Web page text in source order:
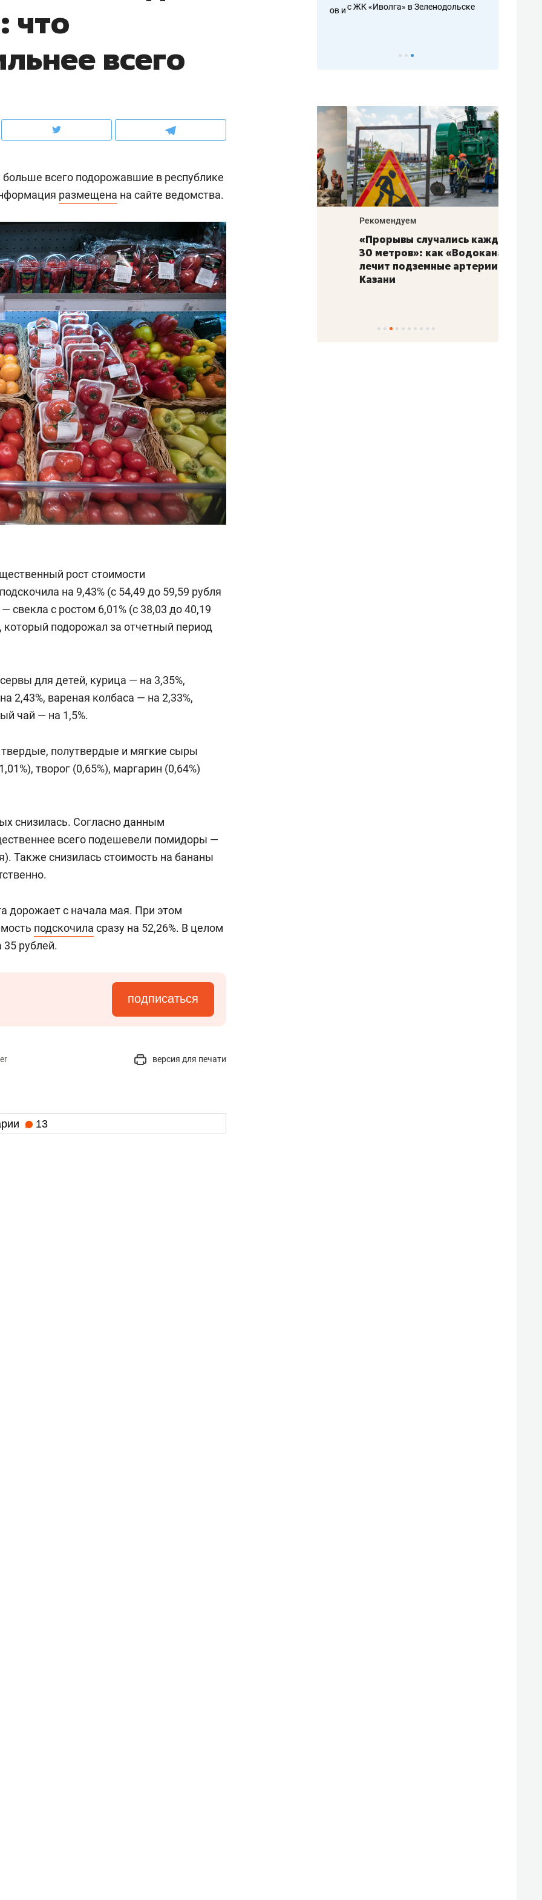
что
всего
больше всего подорожавшие в республике
размещена на сайте ведомства.
рост стоимости
на 9,43% (с 54,49 до 59,59 рубля
свекла с ростом 6,01% (с 38,03 до 40,19
подорожал за отчетный период
для детей, курица — на 3,35%,
2,43%, вареная колбаса — на 2,33%,
чай — на 1,5%.
полутвердые и мягкие сыры
творог (0,65%), маргарин (0,64%)
снизилась. Согласно данным
всего подешевели помидоры —
Также снизилась стоимость на бананы
дорожает с начала мая. При этом
подскочила сразу на 52,26%. В целом
рублей.
подписаться
версия для печати
13
налогах и развитии без кредитов
с ЖК «Иволга» в Зеленодольске
в дикой
работа
и физическим
как основа
команд
Рекомендуем
Мексика, рок-концерт
и вагон с чак-чаком: как
в Менделеевске прошла
«Гонка Героев»
Рекомендуем
«Прорывы случались каждые
30 метров»: как «Водоканал»
лечит подземные артерии
Казани